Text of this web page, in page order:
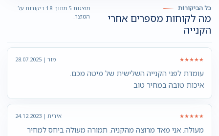
כל הביקורות
מה לקוחות מספרים אחרי
הקנייה
מוצגות 5 מתוך 18 ביקורות על
המוצר.
★★★★★ מור | 28.07.2025
עומדת לפני הקנייה השלישית של מיטה מכם.
איכות טובה במחיר טוב
★★★★★ אירית | 24.12.2023
מעולה. אני מאד מרוצה מהקניה. תמורה מעולה ביחס למחיר